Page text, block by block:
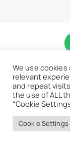
© 2026 • BCU
We use
relevant
and repeat
the use of ALL
"Cookie
Cookie Settings